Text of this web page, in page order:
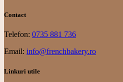
Contact
Telefon: 0735 881 736
Email: info@frenchbakery.ro
Linkuri utile